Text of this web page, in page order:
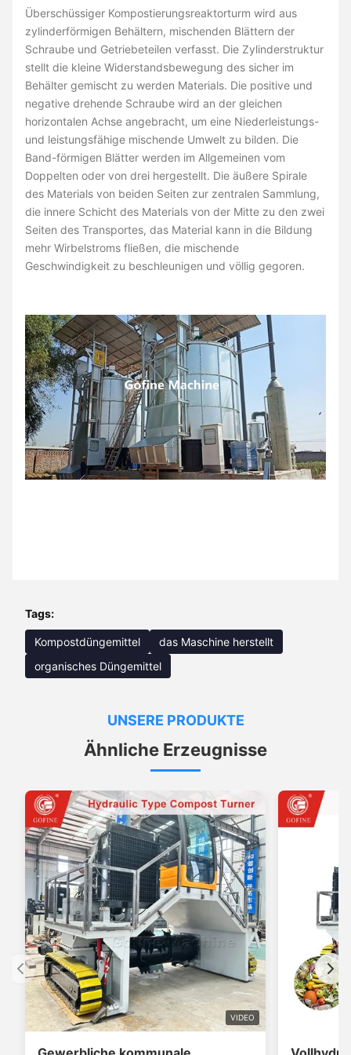
Überschüssiger Kompostierungsreaktorturm wird aus
zylinderförmigen Behältern, mischenden Blättern der
Schraube und Getriebeteilen verfasst. Die Zylinderstruktur
stellt die kleine Widerstandsbewegung des sicher im
Behälter gemischt zu werden Materials. Die positive und
negative drehende Schraube wird an der gleichen
horizontalen Achse angebracht, um eine Niederleistungs-
und leistungsfähige mischende Umwelt zu bilden. Die
Band-förmigen Blätter werden im Allgemeinen vom
Doppelten oder von drei hergestellt. Die äußere Spirale
des Materials von beiden Seiten zur zentralen Sammlung,
die innere Schicht des Materials von der Mitte zu den zwei
Seiten des Transportes, das Material kann in die Bildung
mehr Wirbelstroms fließen, die mischende
Geschwindigkeit zu beschleunigen und völlig gegoren.
Tags:
Kompostdüngemittel
das Maschine herstellt
organisches Düngemittel
UNSERE PRODUKTE
Ähnliche Erzeugnisse
VIDEO